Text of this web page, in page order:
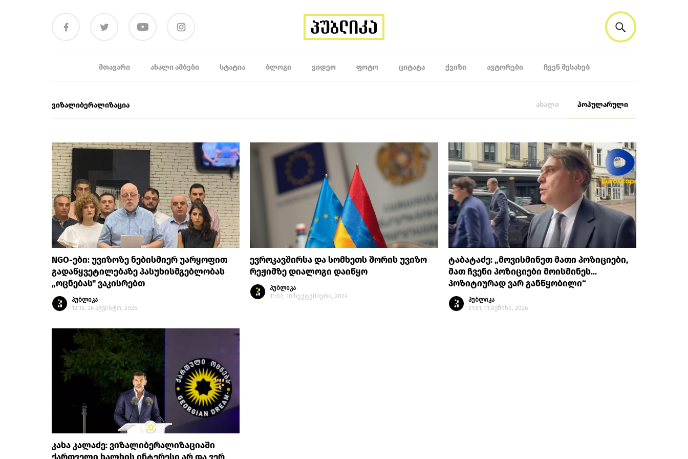
ᲛᲗᲐᲕᲐᲠᲘ ᲐᲮᲐᲚᲘ ᲐᲛᲑᲔᲑᲘ ᲡᲢᲐᲢᲘᲐ ᲑᲚᲝᲒᲘ ᲕᲘᲓᲔᲝ ᲤᲝᲢᲝ ᲪᲘᲢᲐᲢᲐ ᲥᲕᲘᲖᲘ ᲐᲕᲢᲝᲠᲔᲑᲘ ᲩᲕᲔᲜ ᲨᲔᲡᲐᲮᲔᲑ
ვიზალიბერალიზაცია ახალი პოპულარული
NGO-ები: უვიზოზე ნებისმიერ უარყოფით
გადაწყვეტილებაზე პასუხისმგებლობას
„ოცნებას" ვაკისრებთ
პუბლიკა
12:15, 26 აგვისტო, 2025
ევროკავშირსა და სომხეთს შორის უვიზო
რეჟიმზე დიალოგი დაიწყო
პუბლიკა
11:02, 10 სექტემბერი, 2024
ტაბატაძე: „მოვისმინეთ მათი პოზიციები,
მათ ჩვენი პოზიციები მოისმინეს...
პოზიტიურად ვარ განწყობილი“
პუბლიკა
21:51, 11 ივნისი, 2026
კახა კალაძე: ვიზალიბერალიზაციაში